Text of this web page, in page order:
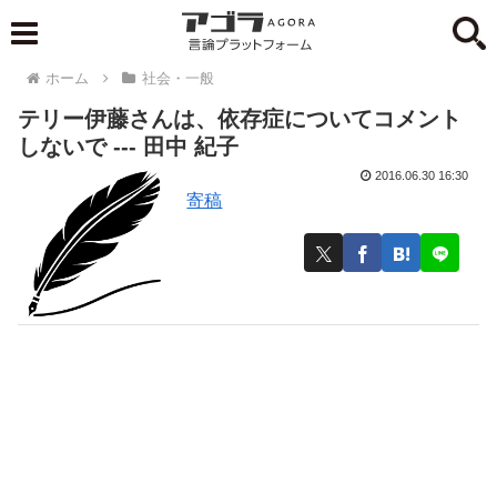
ホーム 社会・一般
テリー伊藤さんは、依存症についてコメント
しないで --- 田中 紀子
寄稿
2016.06.30 16:30